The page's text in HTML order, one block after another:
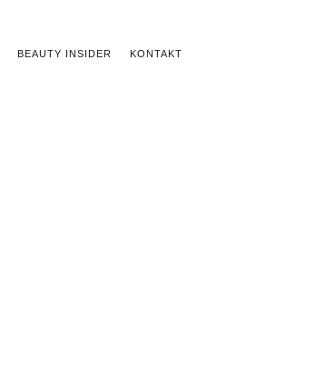
BEAUTY INSIDER KONTAKT